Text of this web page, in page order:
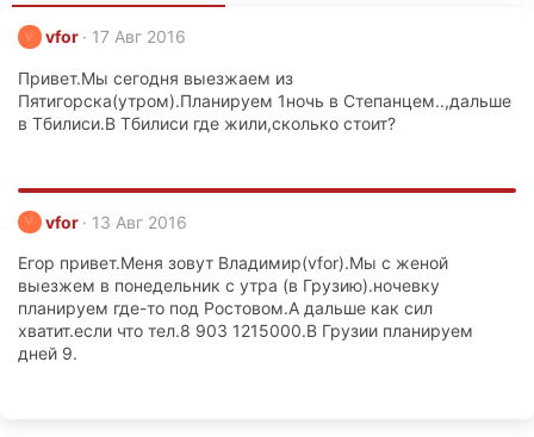
V vfor 17 Авг 2016
Привет.Мы сегодня выезжаем из
Пятигорска(утром).Планируем 1ночь в Степанцем..,дальше
в Тбилиси.В Тбилиси где жили,сколько стоит?
V vfor 13 Авг 2016
Егор привет.Меня зовут Владимир(vfor).Мы с женой
выезжем в понедельник с утра (в Грузию).ночевку
планируем где-то под Ростовом.А дальше как сил
хватит.если что тел.8 903 1215000.В Грузии планируем
дней 9.